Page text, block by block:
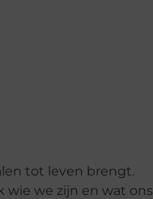
tot leven brengt.
wie we zijn en wat ons